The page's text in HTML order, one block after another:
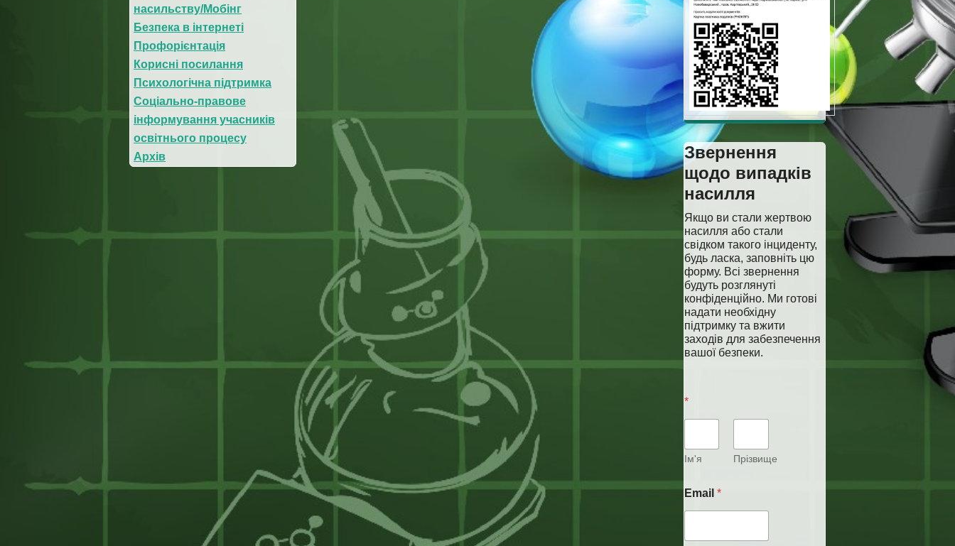
насильству/Мобінг
Безпека в інтернеті
Профорієнтація
Корисні посилання
Психологічна підтримка
Соціально-правове
інформування учасників
освітнього процесу
Архів
Звернення
щодо випадків
насилля
Якщо ви стали жертвою
насилля або стали
свідком такого інциденту,
будь ласка, заповніть цю
форму. Всі звернення
будуть розглянуті
конфіденційно. Ми готові
надати необхідну
підтримку та вжити
заходів для забезпечення
вашої безпеки.
б
з
у
к
с
E
*
Ім'я Прізвище
б
з
Email *